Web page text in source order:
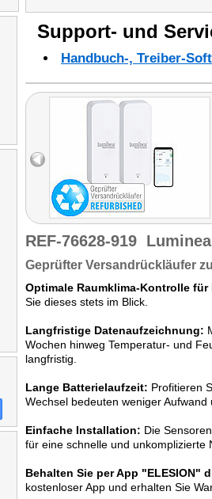
Support- und
Handbuch-, Treiber-
REF-76628-919
Geprüfter Versandrückläufer
Optimale Raumklima-Kontrolle für
Sie dieses stets im Blick.
Langfristige Datenaufzeichnung:
Wochen hinweg Temperatur- und
langfristig.
Lange Batterielaufzeit: Profitieren
Wechsel bedeuten weniger Aufwand
Einfache Installation: Die
für eine schnelle und unkomplizierte
Behalten Sie per App "ELESION"
kostenloser App und erhalten Sie